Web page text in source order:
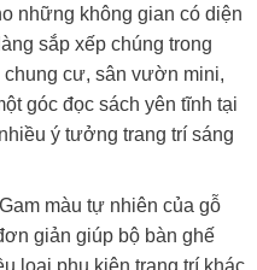
những không gian có diện
sắp xếp chúng trong
chung cư, sân vườn mini,
góc đọc sách yên tĩnh tại
ý tưởng trang trí sáng
Gam màu tự nhiên của gỗ
giản giúp bộ bàn ghế